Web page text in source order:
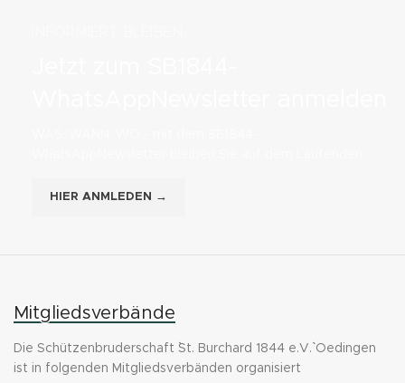
HIER ANMLEDEN →
Mitgliedsverbände
Die Schützenbruderschaft ``St. Burchard 1844 e.V.`` Oedingen
ist in folgenden Mitgliedsverbänden organisiert